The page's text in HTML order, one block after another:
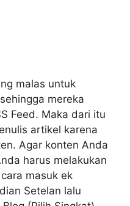
malas untuk
mereka
Feed. Maka dari itu
artikel karena
Agar konten Anda
harus melakukan
masuk ek
Setelan lalu